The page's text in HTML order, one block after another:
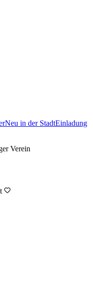
Neu in der StadtEinladung
Verein